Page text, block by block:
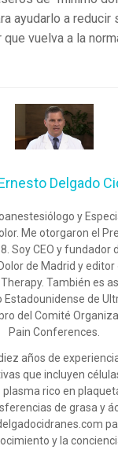
ayudarlo a
que vuelva a la
Delgado
y
Me otorgaron el
Soy CEO y fundador
de Madrid y
También es
Estadounidense de
del Comité
Pain Conferences.
años de
que incluyen
rico en
de grasa y
y la